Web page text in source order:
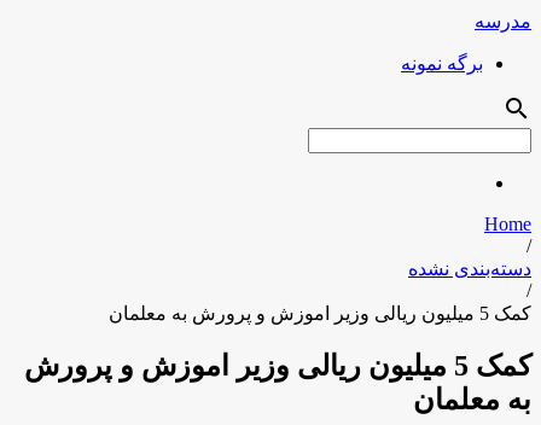
مدرسه
برگه نمونه
search
Home
/
دسته‌بندی نشده
/
کمک 5 میلیون ریالی وزیر اموزش و پرورش به معلمان
کمک 5 میلیون ریالی وزیر اموزش و پرورش
به معلمان